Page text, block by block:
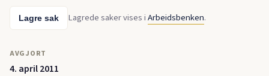
Lagre sak Lagrede saker vises iArbeidsbenken.
AVGJORT
4. april 2011